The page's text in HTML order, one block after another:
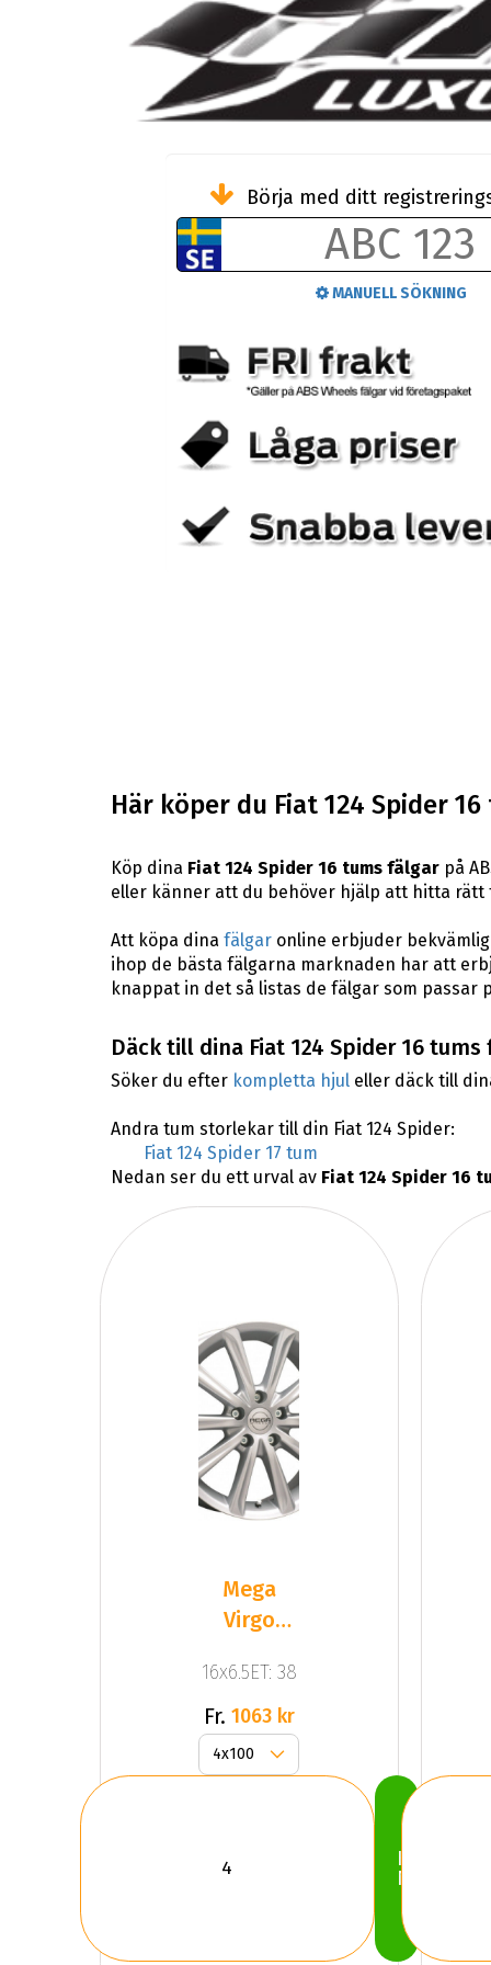
Börja med ditt
MANUELL SÖKNING
Här köper du Fiat 124 Spider
Köp dina Fiat 124 Spider 16 tums fälgarpå
eller känner att du behöver hjälp att hitta
Att köpa dina fälgaronline erbjuder
ihop de bästa fälgarna marknaden har att
knappat in det så listas de fälgar som passar
Däck till dina Fiat 124 Spider 16 tums
Söker du efter kompletta hjuleller däck till
Andra tum storlekar till din Fiat 124 Spider:
Fiat 124 Spider 17 tum
Nedan ser du ett urval av Fiat 124 Spider 16
Mega
Virgo
16x6.5ET: 38
Fr. 1063 kr
Köp
Nu